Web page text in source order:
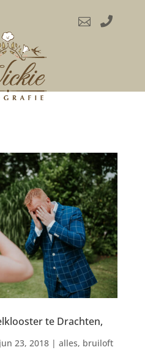
 
te Drachten,
jun 23, 2018| alles, bruiloft